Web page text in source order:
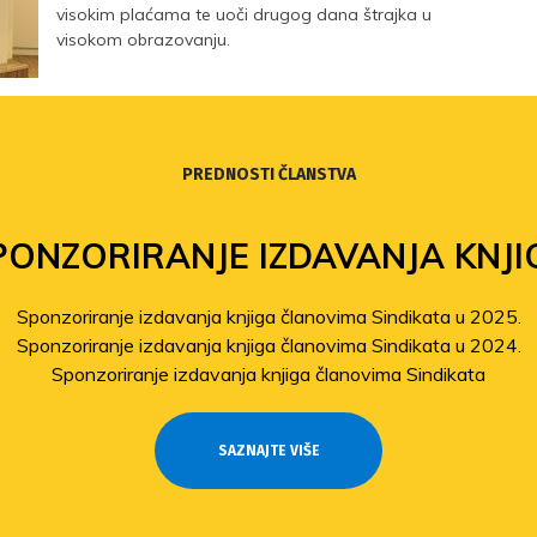
visokim plaćama te uoči drugog dana štrajka u
visokom obrazovanju.
PREDNOSTI ČLANSTVA
IZDAVANJA
Sponzoriranje izdavanja knjiga članovima Sindikata u 2025.
Sponzoriranje izdavanja knjiga članovima Sindikata u 2024.
Sponzoriranje izdavanja knjiga članovima Sindikata
SAZNAJTE VIŠE